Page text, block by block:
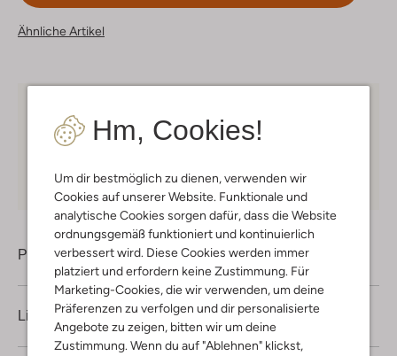
Hm, Cookies!
Um dir bestmöglich zu dienen, verwenden wir
Cookies auf unserer Website. Funktionale und
analytische Cookies sorgen dafür, dass die Website
ordnungsgemäß funktioniert und kontinuierlich
verbessert wird. Diese Cookies werden immer
platziert und erfordern keine Zustimmung. Für
Marketing-Cookies, die wir verwenden, um deine
Präferenzen zu verfolgen und dir personalisierte
Angebote zu zeigen, bitten wir um deine
Zustimmung. Wenn du auf "Ablehnen" klickst,
Ähnliche Artikel
Kostenloser Versand
Mitglieder in Deutschland
Produktinformation
Lieferung & Rückgabe